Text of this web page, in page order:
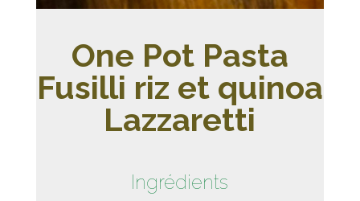
One Pot Pasta
Fusilli riz et quinoa
Lazzaretti
Ingrédients